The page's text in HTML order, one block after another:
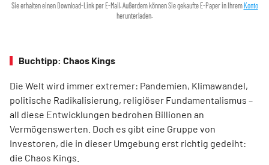
Sie erhalten einen Download-Link per E-Mail. Außerdem können Sie gekaufte E-Paper in IhremKonto
herunterladen.
Buchtipp: Chaos Kings
Die Welt wird immer extremer: Pandemien, Klimawandel,
politische Radikalisierung, religiöser Fundamentalismus –
all diese Entwicklungen bedrohen Billionen an
Vermögenswerten. Doch es gibt eine Gruppe von
Investoren, die in dieser Umgebung erst richtig gedeiht:
die Chaos Kings.